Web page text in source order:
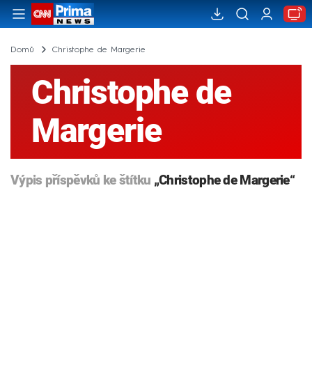
Domů Christophe de Margerie
Christophe de
Margerie
Výpis příspěvků ke štítku „Christophe de Margerie“